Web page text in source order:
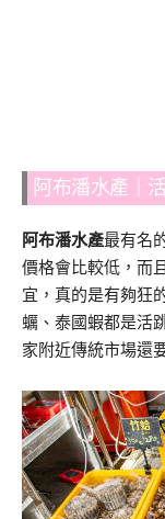
阿布潘水產｜
阿布潘水產最有名
價格會比較低，而
宜，真的是有夠狂
蠣、泰國蝦都是活
家附近傳統市場還